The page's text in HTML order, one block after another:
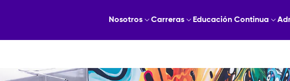
Nosotros Carreras Educación Continua